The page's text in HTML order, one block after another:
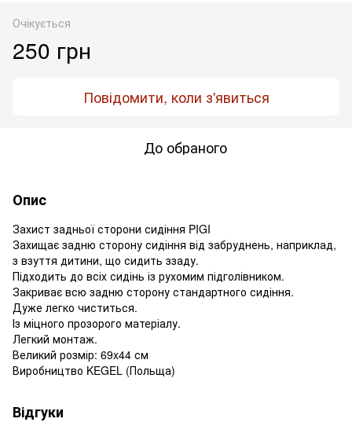
Очікується
250 грн
Повідомити, коли з'явиться
До обраного
Опис
Захист задньої сторони сидіння PIGI
Захищає задню сторону сидіння від забруднень, наприклад,
з взуття дитини, що сидить ззаду.
Підходить до всіх сидінь із рухомим підголівником.
Закриває всю задню сторону стандартного сидіння.
Дуже легко чиститься.
Із міцного прозорого матеріалу.
Легкий монтаж.
Великий розмір: 69x44 см
Виробництво KEGEL (Польща)
Відгуки